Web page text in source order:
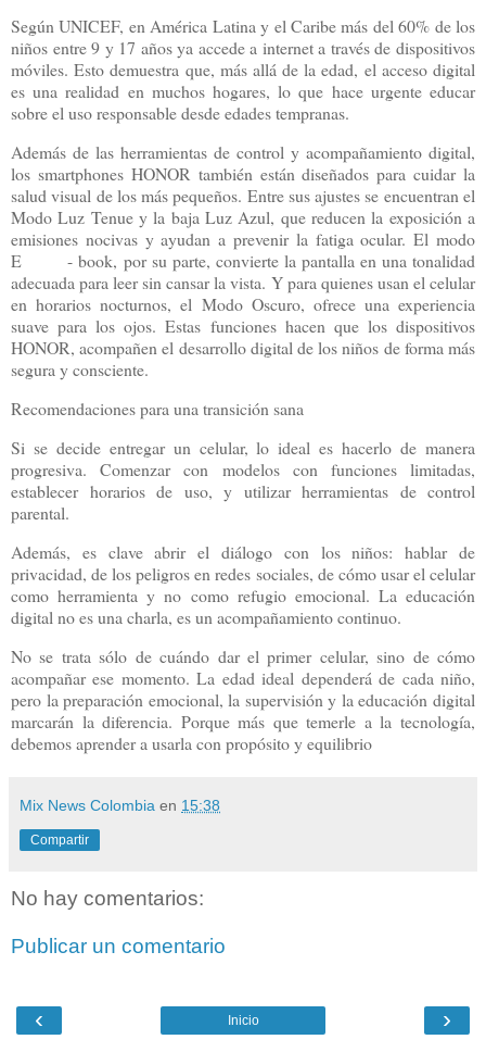
Según UNICEF, en América Latina y el Caribe más del 60% de los
niños entre 9 y 17 años ya accede a internet a través de dispositivos
móviles. Esto demuestra que, más allá de la edad, el acceso digital
es una realidad en muchos hogares, lo que hace urgente educar
sobre el uso responsable desde edades tempranas.
Además de las herramientas de control y acompañamiento digital,
los smartphones HONOR también están diseñados para cuidar la
salud visual de los más pequeños. Entre sus ajustes se encuentran el
Modo Luz Tenue y la baja Luz Azul, que reducen la exposición a
emisiones nocivas y ayudan a prevenir la fatiga ocular. El modo
E - book, por su parte, convierte la pantalla en una tonalidad
adecuada para leer sin cansar la vista. Y para quienes usan el celular
en horarios nocturnos, el Modo Oscuro, ofrece una experiencia
suave para los ojos. Estas funciones hacen que los dispositivos
HONOR, acompañen el desarrollo digital de los niños de forma más
segura y consciente.
Recomendaciones para una transición sana
Si se decide entregar un celular, lo ideal es hacerlo de manera
progresiva. Comenzar con modelos con funciones limitadas,
establecer horarios de uso, y utilizar herramientas de control
parental.
Además, es clave abrir el diálogo con los niños: hablar de
privacidad, de los peligros en redes sociales, de cómo usar el celular
como herramienta y no como refugio emocional. La educación
digital no es una charla, es un acompañamiento continuo.
No se trata sólo de cuándo dar el primer celular, sino de cómo
acompañar ese momento. La edad ideal dependerá de cada niño,
pero la preparación emocional, la supervisión y la educación digital
marcarán la diferencia. Porque más que temerle a la tecnología,
debemos aprender a usarla con propósito y equilibrio
Mix News Colombia en 15:38
Compartir
No hay comentarios:
Publicar un comentario
‹ ›
Inicio